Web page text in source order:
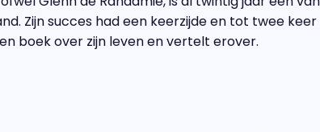
Zijn succes had een keerzijde en tot twee
boek over zijn leven en vertelt erover.